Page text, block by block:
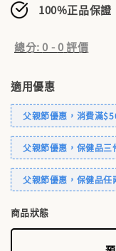
100%正品保證
總分:0 -0評價
適用優惠
父親節優惠，消費滿
父親節優惠，保健品三
父親節優惠，保健品任
商品狀態